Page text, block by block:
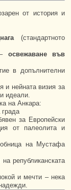
от история и
(стандартното
освежаване във
в допълнителни
и нейната визия за
идеали.
на Анкара:
града
за Европейски
от палеолита и
на Мустафа
републиканската
и мечти – нека